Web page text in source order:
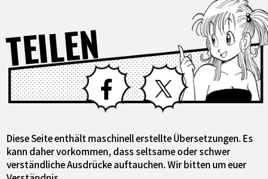
TEILEN Facebook X
Diese Seite enthält maschinell erstellte Übersetzungen. Es
kann daher vorkommen, dass seltsame oder schwer
verständliche Ausdrücke auftauchen. Wir bitten um euer